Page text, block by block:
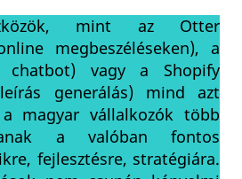
mint az Otter
megbeszéléseken), a
chatbot) vagy a Shopify
generálás) mind azt
magyar vállalkozók több
a valóban fontos
fejlesztésre, stratégiára.